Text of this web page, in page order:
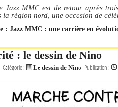
Jazz MMC est de retour après
la région nord, une occasion de
: Jazz MMC : une carrière en
: le dessin de Nino
Catégorie : Le dessin de Nino Publication :